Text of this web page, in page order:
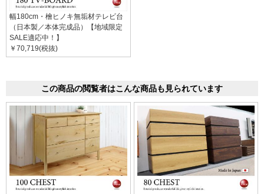
幅180cm・檜ヒノキ無垢材テレビ台
（日本製／本体完成品）【地域限定
SALE適応中！】
￥70,719(税抜)
この商品の閲覧者はこんな商品も見られています